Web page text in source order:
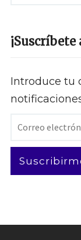
Introduce tu
Correo